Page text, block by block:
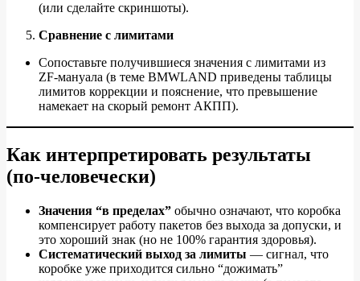
(или сделайте скриншоты).
Сравнение с лимитами
Сопоставьте получившиеся значения с лимитами из
ZF‑мануала (в теме BMWLAND приведены таблицы
лимитов коррекции и пояснение, что превышение
намекает на скорый ремонт АКПП).
Как интерпретировать результаты
(по‑человечески)
Значения “в пределах” обычно означают, что коробка
компенсирует работу пакетов без выхода за допуски, и
это хороший знак (но не 100% гарантия здоровья).
Систематический выход за лимиты — сигнал, что
коробке уже приходится сильно “дожимать”